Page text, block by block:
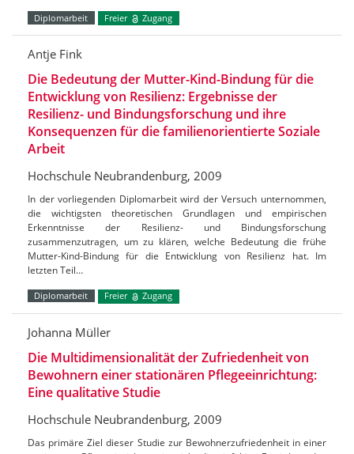
Diplomarbeit Freier Zugang
Antje Fink
Die Bedeutung der Mutter-Kind-Bindung für die
Entwicklung von Resilienz: Ergebnisse der
Resilienz- und Bindungsforschung und ihre
Konsequenzen für die familienorientierte Soziale
Arbeit
Hochschule Neubrandenburg, 2009
In der vorliegenden Diplomarbeit wird der Versuch unternommen,
die wichtigsten theoretischen Grundlagen und empirischen
Erkenntnisse der Resilienz- und Bindungsforschung
zusammenzutragen, um zu klären, welche Bedeutung die frühe
Mutter-Kind-Bindung für die Entwicklung von Resilienz hat. Im
letzten Teil…
Diplomarbeit Freier Zugang
Johanna Müller
Die Multidimensionalität der Zufriedenheit von
Bewohnern einer stationären Pflegeeinrichtung:
Eine qualitative Studie
Hochschule Neubrandenburg, 2009
Das primäre Ziel dieser Studie zur Bewohnerzufriedenheit in einer